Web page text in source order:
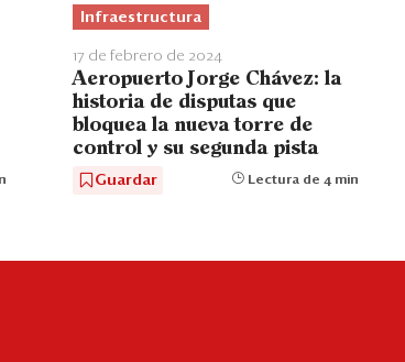
Infraestructura
17 de febrero de 2024
Aeropuerto Jorge Chávez: la
historia de disputas que
bloquea la nueva torre de
control y su segunda pista
Guardar Lectura de 4 min